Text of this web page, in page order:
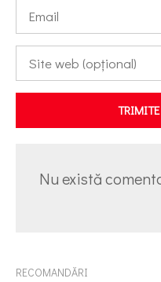
Nu există
RECOMANDĂRI